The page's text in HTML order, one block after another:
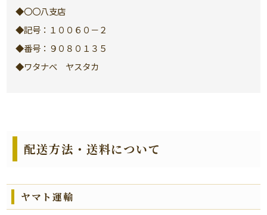
◆〇〇八支店
◆記号：１００６０－２
◆番号：９０８０１３５
◆ワタナベ ヤスタカ
配送方法・送料について
ヤマト運輸